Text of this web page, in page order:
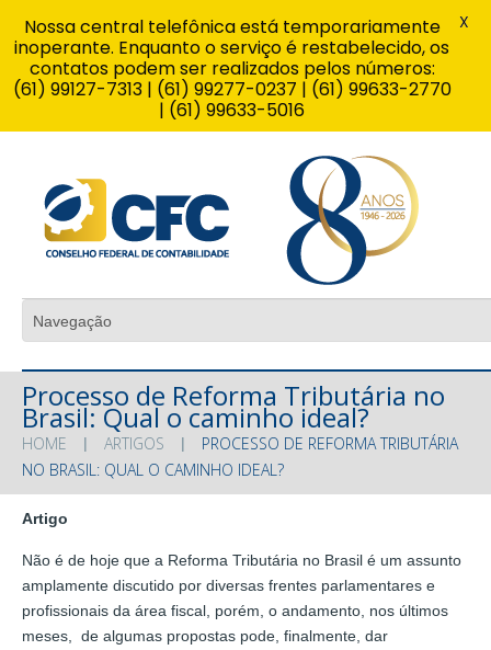
Processo de Reforma Tributária no
Brasil: Qual o caminho ideal?
HOME ARTIGOS
PROCESSO DE REFORMA TRIBUTÁRIA
NO BRASIL: QUAL O CAMINHO IDEAL?
Artigo
Não é de hoje que a Reforma Tributária no Brasil é um assunto
amplamente discutido por diversas frentes parlamentares e
profissionais da área fiscal, porém, o andamento, nos últimos
meses, de algumas propostas pode, finalmente, dar
Nossa central telefônica está temporariamente
inoperante. Enquanto o serviço é restabelecido, os
contatos podem ser realizados pelos números:
(61) 99127-7313 | (61) 99277-0237 | (61) 99633-2770
| (61) 99633-5016
X